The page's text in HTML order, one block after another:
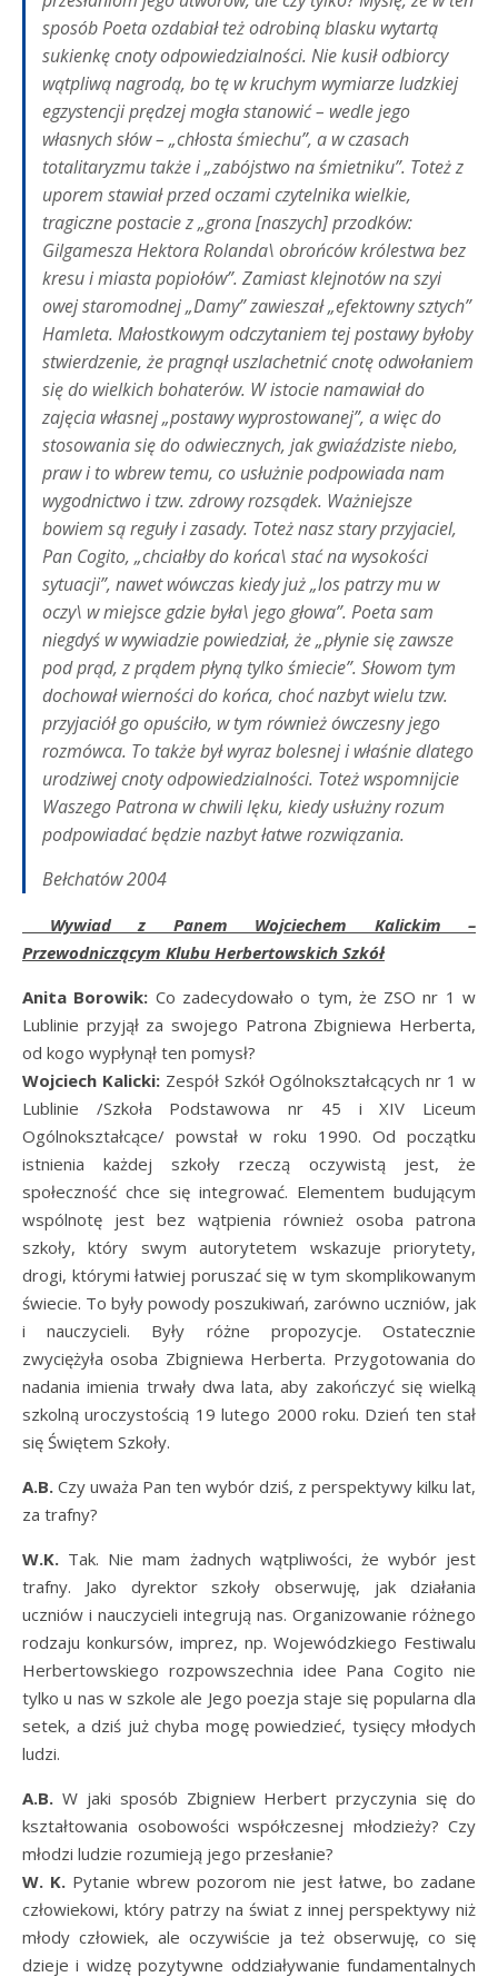
sposób Poeta ozdabiał też odrobiną blasku wytartą
sukienkę cnoty odpowiedzialności. Nie kusił odbiorcy
wątpliwą nagrodą, bo tę w kruchym wymiarze ludzkiej
egzystencji prędzej mogła stanowić – wedle jego
własnych słów – „chłosta śmiechu”, a w czasach
totalitaryzmu także i „zabójstwo na śmietniku”. Toteż z
uporem stawiał przed oczami czytelnika wielkie,
tragiczne postacie z „grona [naszych] przodków:
Gilgamesza Hektora Rolanda\ obrońców królestwa bez
kresu i miasta popiołów”. Zamiast klejnotów na szyi
owej staromodnej „Damy” zawieszał „efektowny sztych”
Hamleta. Małostkowym odczytaniem tej postawy byłoby
stwierdzenie, że pragnął uszlachetnić cnotę odwołaniem
się do wielkich bohaterów. W istocie namawiał do
zajęcia własnej „postawy wyprostowanej”, a więc do
stosowania się do odwiecznych, jak gwiaździste niebo,
praw i to wbrew temu, co usłużnie podpowiada nam
wygodnictwo i tzw. zdrowy rozsądek. Ważniejsze
bowiem są reguły i zasady. Toteż nasz stary przyjaciel,
Pan Cogito, „chciałby do końca\ stać na wysokości
sytuacji”, nawet wówczas kiedy już „los patrzy mu w
oczy\ w miejsce gdzie była\ jego głowa”. Poeta sam
niegdyś w wywiadzie powiedział, że „płynie się zawsze
pod prąd, z prądem płyną tylko śmiecie”. Słowom tym
dochował wierności do końca, choć nazbyt wielu tzw.
przyjaciół go opuściło, w tym również ówczesny jego
rozmówca. To także był wyraz bolesnej i właśnie dlatego
urodziwej cnoty odpowiedzialności. Toteż wspomnijcie
Waszego Patrona w chwili lęku, kiedy usłużny rozum
podpowiadać będzie nazbyt łatwe rozwiązania.
Bełchatów 2004
Wywiad z Panem Wojciechem Kalickim –
Przewodniczącym Klubu Herbertowskich Szkół
Anita Borowik: Co zadecydowało o tym, że ZSO nr 1 w
Lublinie przyjął za swojego Patrona Zbigniewa Herberta,
od kogo wypłynął ten pomysł?
Wojciech Kalicki:Zespół Szkół Ogólnokształcących nr 1 w
Lublinie /Szkoła Podstawowa nr 45 i XIV Liceum
Ogólnokształcące/ powstał w roku 1990. Od początku
istnienia każdej szkoły rzeczą oczywistą jest, że
społeczność chce się integrować. Elementem budującym
wspólnotę jest bez wątpienia również osoba patrona
szkoły, który swym autorytetem wskazuje priorytety,
drogi, którymi łatwiej poruszać się w tym skomplikowanym
świecie. To były powody poszukiwań, zarówno uczniów, jak
i nauczycieli. Były różne propozycje. Ostatecznie
zwyciężyła osoba Zbigniewa Herberta. Przygotowania do
nadania imienia trwały dwa lata, aby zakończyć się wielką
szkolną uroczystością 19 lutego 2000 roku. Dzień ten stał
się Świętem Szkoły.
A.B. Czy uważa Pan ten wybór dziś, z perspektywy kilku lat,
za trafny?
W.K. Tak. Nie mam żadnych wątpliwości, że wybór jest
trafny. Jako dyrektor szkoły obserwuję, jak działania
uczniów i nauczycieli integrują nas. Organizowanie różnego
rodzaju konkursów, imprez, np. Wojewódzkiego Festiwalu
Herbertowskiego rozpowszechnia idee Pana Cogito nie
tylko u nas w szkole ale Jego poezja staje się popularna dla
setek, a dziś już chyba mogę powiedzieć, tysięcy młodych
ludzi.
A.B. W jaki sposób Zbigniew Herbert przyczynia się do
kształtowania osobowości współczesnej młodzieży? Czy
młodzi ludzie rozumieją jego przesłanie?
W. K. Pytanie wbrew pozorom nie jest łatwe, bo zadane
człowiekowi, który patrzy na świat z innej perspektywy niż
młody człowiek, ale oczywiście ja też obserwuję, co się
dzieje i widzę pozytywne oddziaływanie fundamentalnych